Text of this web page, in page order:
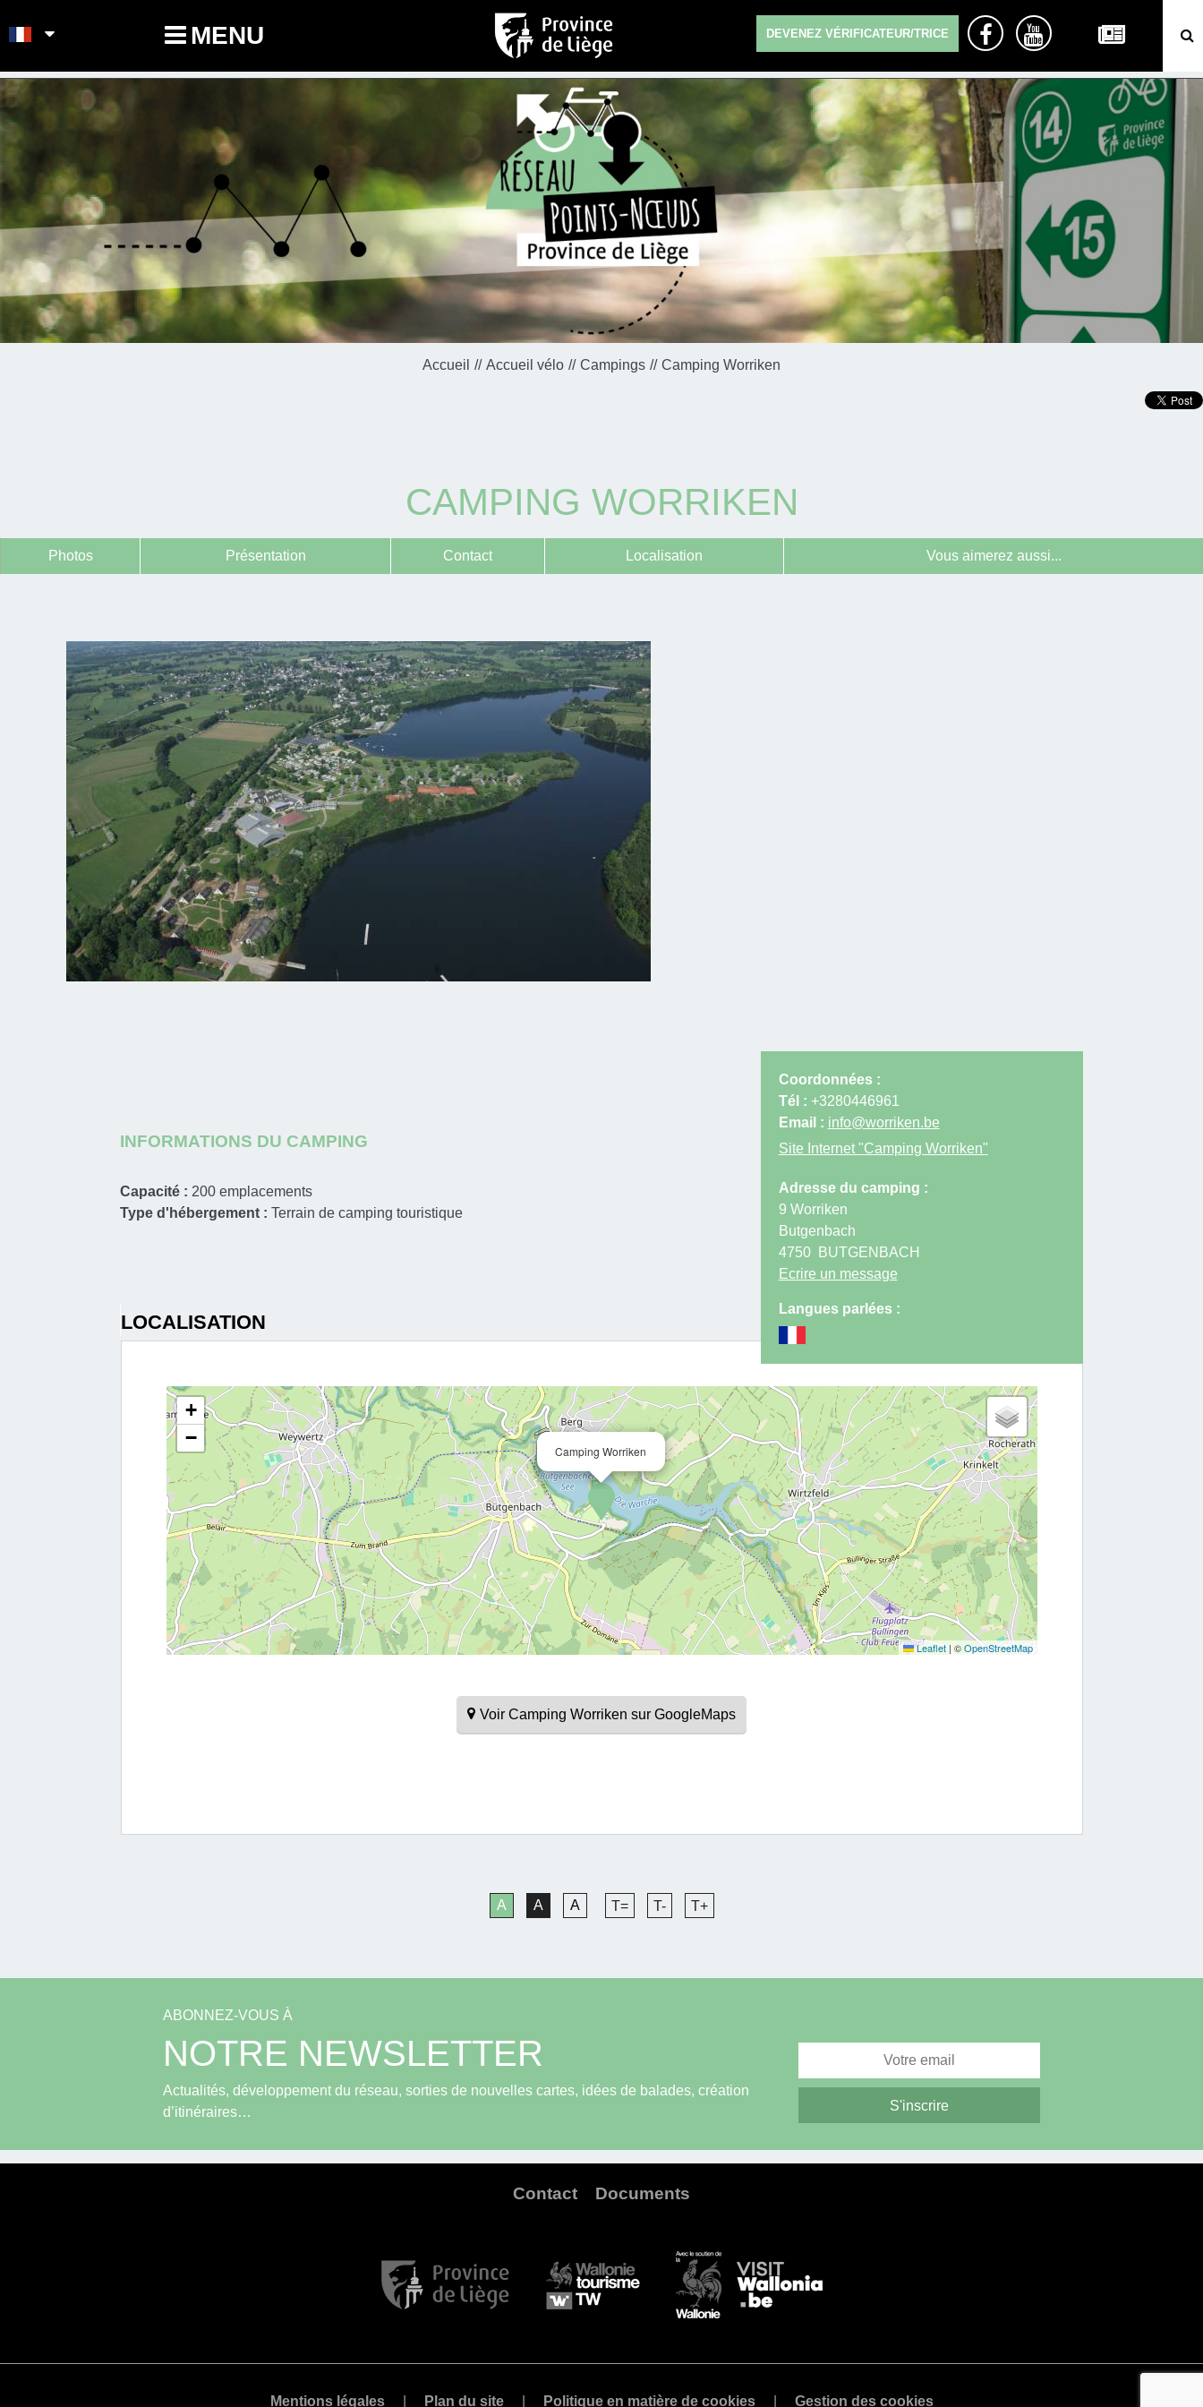
MENU DEVENEZ VÉRIFICATEUR/TRICE
Accueil Accueil vélo Campings Camping Worriken
CAMPING WORRIKEN
Photos Présentation Contact Localisation Vous aimerez aussi...
INFORMATIONS DU CAMPING
Capacité : 200 emplacements
Type d'hébergement :Terrain de camping touristique
Coordonnées :
Tél : +3280446961
Email : info@worriken.be
Site Internet"Camping Worriken"
Adresse du camping :
9 Worriken
Butgenbach
4750
BUTGENBACH
Ecrire un message
Langues parlées :
LOCALISATION
Camping Worriken
+
−
Leaflet | ©OpenStreetMap
Voir Camping Worriken sur GoogleMaps
A A A T= T- T+
ABONNEZ-VOUS À
NOTRE NEWSLETTER
Actualités, développement du réseau, sorties de nouvelles cartes, idées de balades, création
d’itinéraires…
Contact Documents
Mentions légales Plan du site Politique en matière de cookies Gestion des cookies